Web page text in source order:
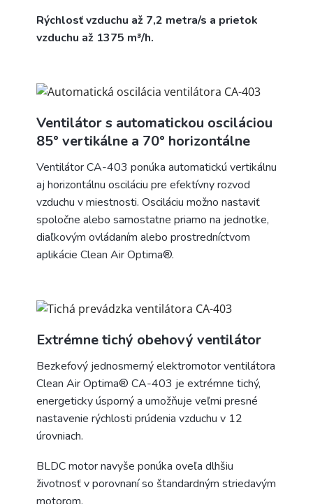
Rýchlosť vzduchu až 7,2 metra/s a prietok
vzduchu až 1375 m³/h.
Ventilátor s automatickou osciláciou
85° vertikálne a 70° horizontálne
Ventilátor CA-403 ponúka automatickú vertikálnu
aj horizontálnu osciláciu pre efektívny rozvod
vzduchu v miestnosti. Osciláciu možno nastaviť
spoločne alebo samostatne priamo na jednotke,
diaľkovým ovládaním alebo prostredníctvom
aplikácie Clean Air Optima®.
Extrémne tichý obehový ventilátor
Bezkefový jednosmerný elektromotor ventilátora
Clean Air Optima® CA-403 je extrémne tichý,
energeticky úsporný a umožňuje veľmi presné
nastavenie rýchlosti prúdenia vzduchu v 12
úrovniach.
BLDC motor navyše ponúka oveľa dlhšiu
životnosť v porovnaní so štandardným striedavým